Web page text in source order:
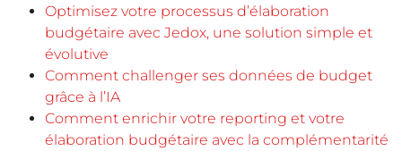
Optimisez votre processus d’élaboration
budgétaire avec Jedox, une solution simple et
évolutive
Comment challenger ses données de budget
grâce à l’IA
Comment enrichir votre reporting et votre
élaboration budgétaire avec la complémentarité